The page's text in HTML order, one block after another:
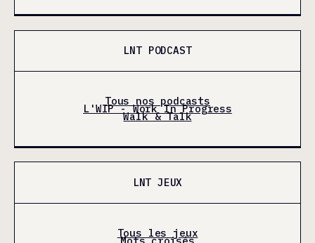
LNT PODCAST
Tous nos podcasts
L'WIP - Work In Progress
Walk & Talk
LNT JEUX
Tous les jeux
Mots croisés